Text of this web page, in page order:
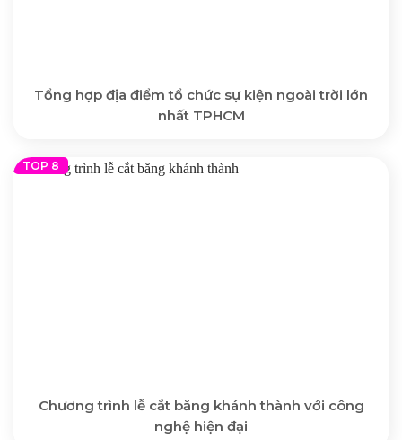
Tổng hợp địa điểm tổ chức sự kiện ngoài trời lớn
nhất TPHCM
Chương trình lễ cắt băng khánh thành với công
nghệ hiện đại